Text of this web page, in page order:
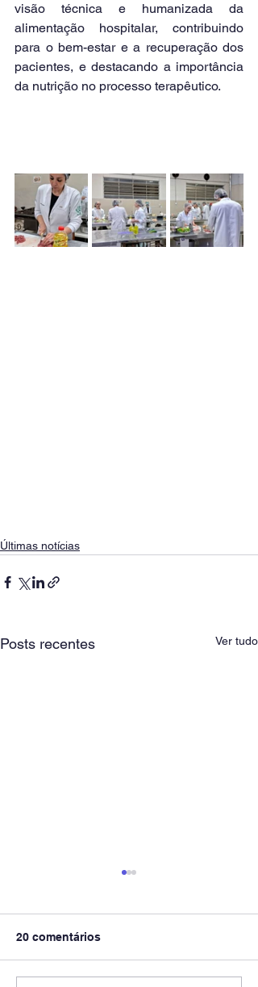
visão técnica e humanizada da
alimentação hospitalar, contribuindo
para o bem-estar e a recuperação dos
pacientes, e destacando a importância
da nutrição no processo terapêutico.
Últimas notícias
Posts recentes Ver tudo
20 comentários